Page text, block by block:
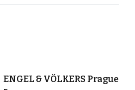
ENGEL & VÖLKERS Prague